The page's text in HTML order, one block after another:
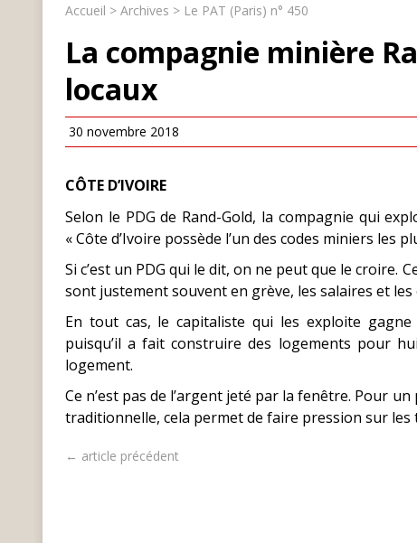
Accueil > Archives > Le PAT (Paris) n° 450
La compagnie minière
locaux
30 novembre 2018
CÔTE D’IVOIRE
Selon le PDG de Rand-Gold, la compagnie qui
« Côte d’Ivoire possède l’un des codes miniers
Si c’est un PDG qui le dit, on ne peut que le croire.
sont justement souvent en grève, les salaires et
En tout cas, le capitaliste qui les exploite
puisqu’il a fait construire des logements pour
logement.
Ce n’est pas de l’argent jeté par la fenêtre. Pour
traditionnelle, cela permet de faire pression sur les
← article précédent